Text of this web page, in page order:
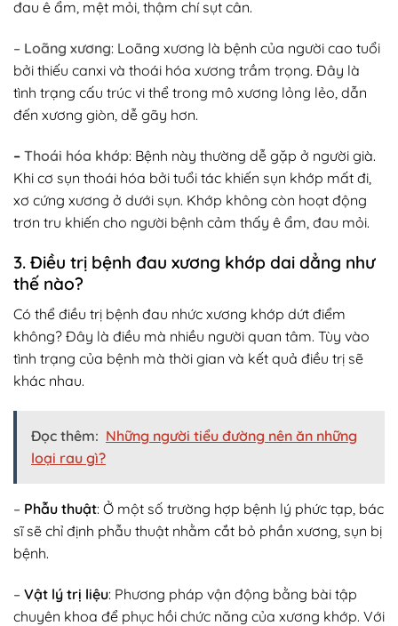
đau ê ẩm, mệt mỏi, thậm chí sụt cân.
– Loãng xương: Loãng xương là bệnh của người cao tuổi
bởi thiếu canxi và thoái hóa xương trầm trọng. Đây là
tình trạng cấu trúc vi thể trong mô xương lỏng lẻo, dẫn
đến xương giòn, dễ gãy hơn.
– Thoái hóa khớp: Bệnh này thường dễ gặp ở người già.
Khi cơ sụn thoái hóa bởi tuổi tác khiến sụn khớp mất đi,
xơ cứng xương ở dưới sụn. Khớp không còn hoạt động
trơn tru khiến cho người bệnh cảm thấy ê ẩm, đau mỏi.
3. Điều trị bệnh đau xương khớp dai dẳng như
thế nào?
Có thể điều trị bệnh đau nhức xương khớp dứt điểm
không? Đây là điều mà nhiều người quan tâm. Tùy vào
tình trạng của bệnh mà thời gian và kết quả điều trị sẽ
khác nhau.
Đọc thêm: Những người tiểu đường nên ăn những
loại rau gì?
– Phẫu thuật: Ở một số trường hợp bệnh lý phức tạp, bác
sĩ sẽ chỉ định phẫu thuật nhằm cắt bỏ phần xương, sụn bị
bệnh.
– Vật lý trị liệu: Phương pháp vận động bằng bài tập
chuyên khoa để phục hồi chức năng của xương khớp. Với